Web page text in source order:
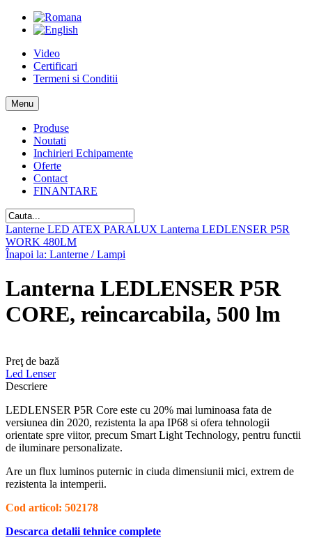
Video
Certificari
Termeni si Conditii
Menu
Produse
Noutati
Inchirieri Echipamente
Oferte
Contact
FINANTARE
Lanterne LED ATEX PARALUX Lanterna LEDLENSER P5R
WORK 480LM
Înapoi la: Lanterne / Lampi
Lanterna LEDLENSER P5R
CORE, reincarcabila, 500 lm
Preţ de bază
Led Lenser
Descriere
LEDLENSER P5R Core este cu 20% mai luminoasa fata de
versiunea din 2020, rezistenta la apa IP68 si ofera tehnologii
orientate spre viitor, precum Smart Light Technology, pentru functii
de iluminare personalizate.
Are un flux luminos puternic in ciuda dimensiunii mici, extrem de
rezistenta la intemperii.
Cod articol: 502178
Descarca detalii tehnice complete